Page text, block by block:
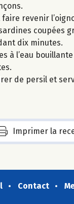
revenir
coupées
dix minutes.
à l’eau
de persil et
Imprimer la
Contact